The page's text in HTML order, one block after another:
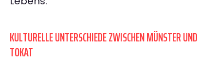
KULTURELLE UNTERSCHIEDE ZWISCHEN MÜNSTER UND
TOKAT